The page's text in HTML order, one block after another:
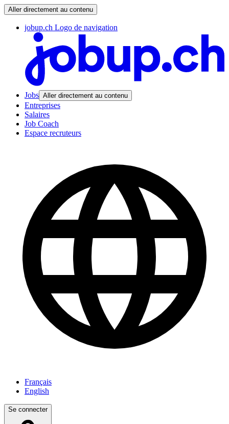
Aller directement au contenu
jobup.ch Logo de navigation
Jobs Aller directement au contenu
Entreprises
Salaires
Job Coach
Espace recruteurs
Français
English
Se connecter